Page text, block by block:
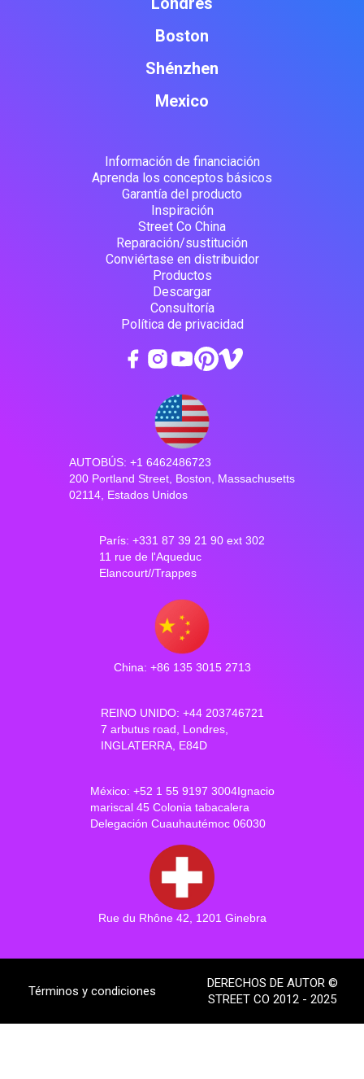
Boston
Shénzhen
Mexico
Información de financiación
Aprenda los conceptos básicos
Garantía del producto
Inspiración
Street Co China
Reparación/sustitución
Conviértase en distribuidor
Productos
Descargar
Consultoría
Política de privacidad
AUTOBÚS: +1 6462486723
200 Portland Street, Boston, Massachusetts
02114, Estados Unidos
París: +331 87 39 21 90 ext 302
11 rue de l'Aqueduc
Elancourt//Trappes
China: +86 135 3015 2713
REINO UNIDO: +44 203746721
7 arbutus road, Londres,
INGLATERRA, E84D
México: +52 1 55 9197 3004Ignacio
mariscal 45 Colonia tabacalera
Delegación Cuauhautémoc 06030
Rue du Rhône 42, 1201 Ginebra
Términos y condiciones
DERECHOS DE AUTOR ©
STREET CO 2012 - 2025